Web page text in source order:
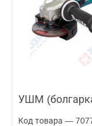
УШМ
Код товара —